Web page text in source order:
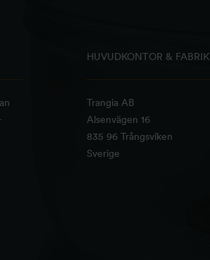
HUVUDKONTOR & FABRIK
Trangia AB
Alsenvägen 16
835 96 Trångsviken
Sverige